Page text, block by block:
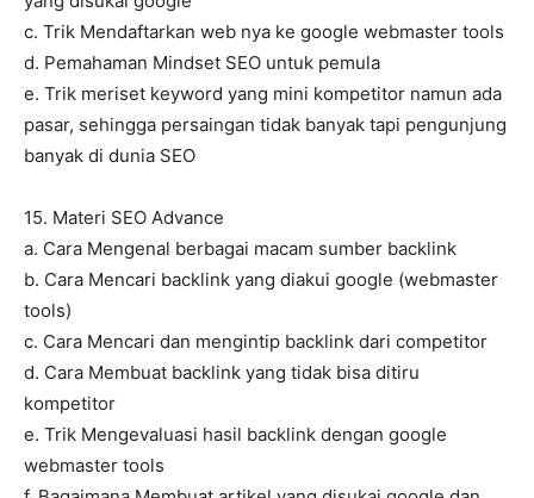
c. Trik Mendaftarkan web nya ke google webmaster tools
d. Pemahaman Mindset SEO untuk pemula
e. Trik meriset keyword yang mini kompetitor namun ada
pasar, sehingga persaingan tidak banyak tapi pengunjung
banyak di dunia SEO
15. Materi SEO Advance
a. Cara Mengenal berbagai macam sumber backlink
b. Cara Mencari backlink yang diakui google (webmaster
tools)
c. Cara Mencari dan mengintip backlink dari competitor
d. Cara Membuat backlink yang tidak bisa ditiru
kompetitor
e. Trik Mengevaluasi hasil backlink dengan google
webmaster tools